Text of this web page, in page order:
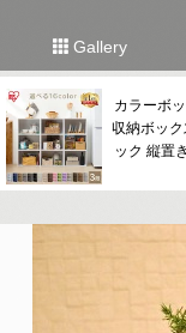
Gallery
カラーボ
収納ボック
ック 縦置